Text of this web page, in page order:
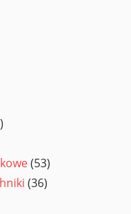
(53)
(36)